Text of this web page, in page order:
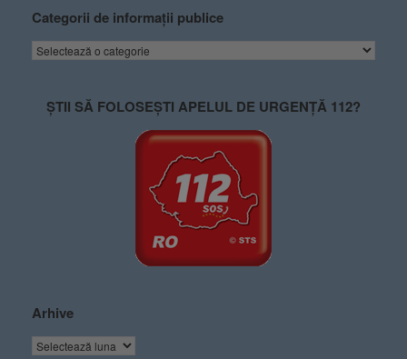
Categorii de informații publice
ȘTII SĂ FOLOSEȘTI APELUL DE URGENȚĂ 112?
Arhive